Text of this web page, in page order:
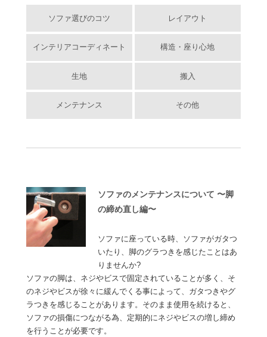
ソファ選びのコツ レイアウト
インテリアコーディネート 構造・座り心地
生地 搬入
メンテナンス その他
ソファのメンテナンスについて 〜脚
の締め直し編〜
ソファに座っている時、ソファがガタつ
いたり、脚のグラつきを感じたことはあ
りませんか?
ソファの脚は、ネジやビスで固定されていることが多く、そ
のネジやビスが徐々に緩んでくる事によって、ガタつきやグ
ラつきを感じることがあります。そのまま使用を続けると、
ソファの損傷につながる為、定期的にネジやビスの増し締め
を行うことが必要です。